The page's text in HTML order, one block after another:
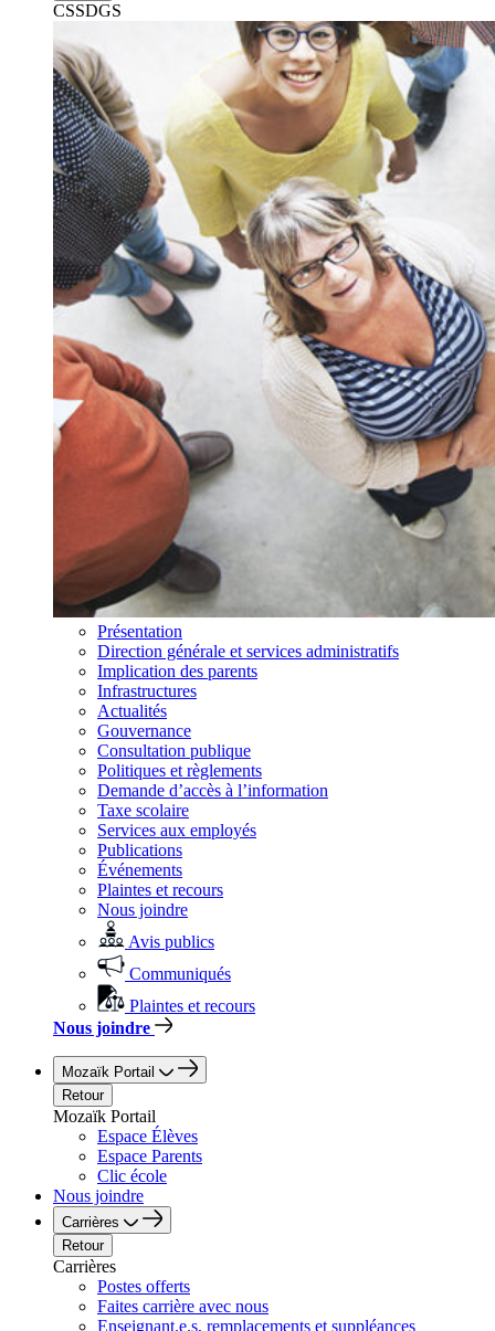
CSSDGS
Présentation
Direction générale et services administratifs
Implication des parents
Infrastructures
Actualités
Gouvernance
Consultation publique
Politiques et règlements
Demande d’accès à l’information
Taxe scolaire
Services aux employés
Publications
Événements
Plaintes et recours
Nous joindre
Avis publics
Communiqués
Plaintes et recours
Nous joindre
Mozaïk Portail
Retour
Mozaïk Portail
Espace Élèves
Espace Parents
Clic école
Nous joindre
Carrières
Retour
Carrières
Postes offerts
Faites carrière avec nous
Enseignant.e.s, remplacements et suppléances